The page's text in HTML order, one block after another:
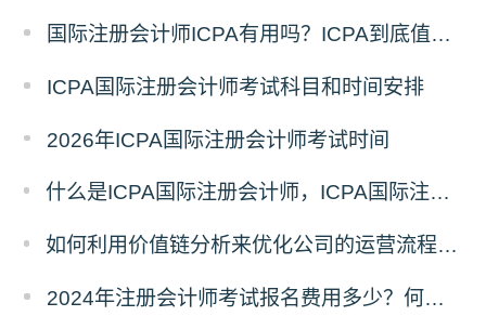
国际注册会计师ICPA有用吗？ICPA到底值不值得考
ICPA国际注册会计师考试科目和时间安排
2026年ICPA国际注册会计师考试时间
什么是ICPA国际注册会计师，ICPA国际注册会计师简介
如何利用价值链分析来优化公司的运营流程和降低成本风险？
2024年注册会计师考试报名费用多少？何时交费？